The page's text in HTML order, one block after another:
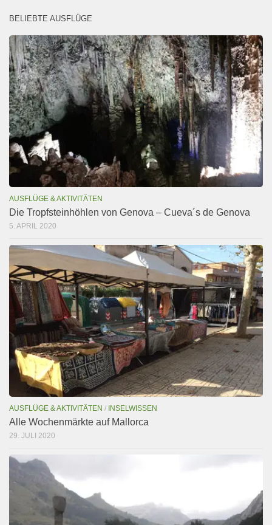
BELIEBTE AUSFLÜGE
AUSFLÜGE & AKTIVITÄTEN
Die Tropfsteinhöhlen von Genova – Cueva´s de Genova
5. APRIL 2020
AUSFLÜGE & AKTIVITÄTEN / INSELWISSEN
Alle Wochenmärkte auf Mallorca
29. JULI 2020